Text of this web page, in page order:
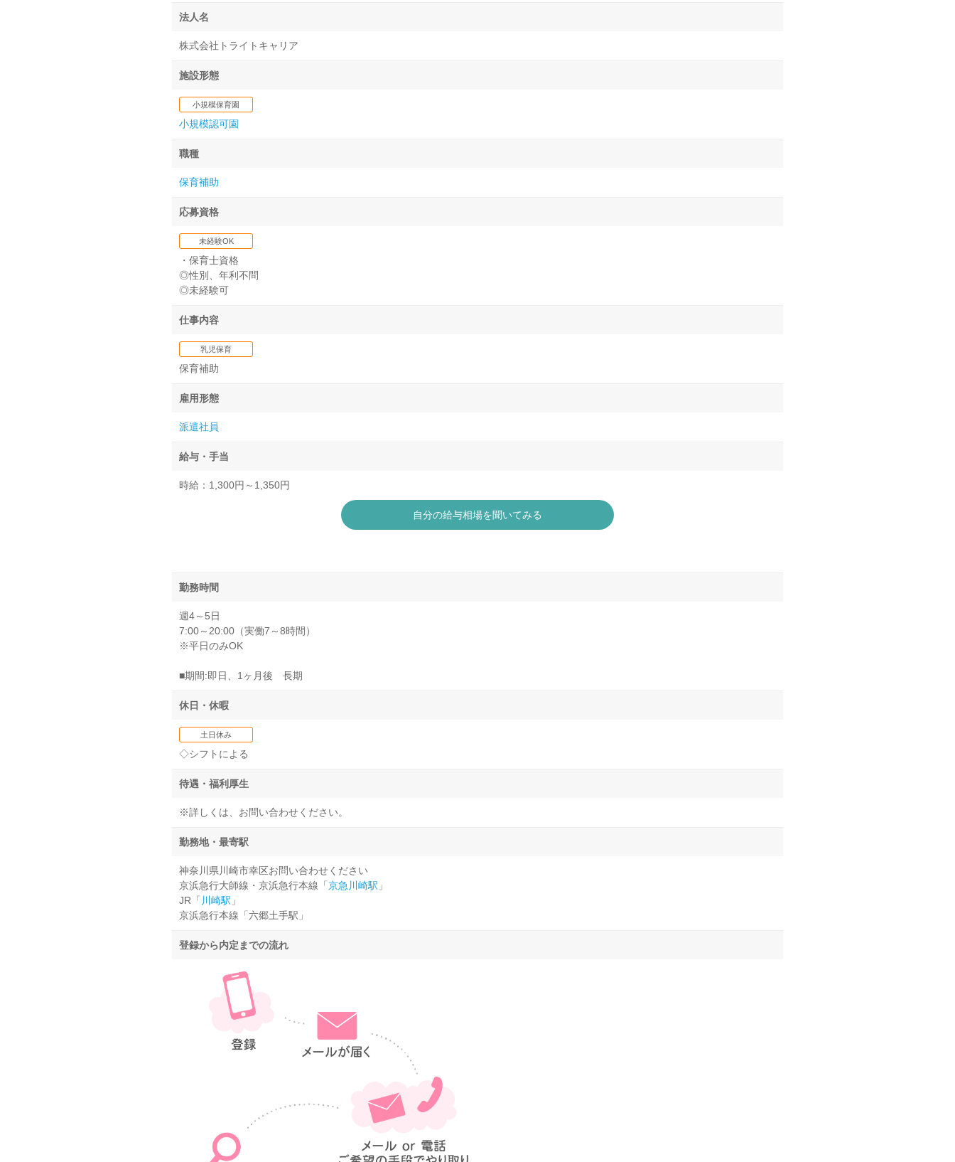
法人名
株式会社トライトキャリア
施設形態
小規模保育園
小規模認可園
職種
保育補助
応募資格
未経験OK
・保育士資格
◎性別、年利不問
◎未経験可
仕事内容
乳児保育
保育補助
雇用形態
派遣社員
給与・手当
時給：1,300円～1,350円
自分の給与相場を聞いてみる
勤務時間
週4～5日
7:00～20:00（実働7～8時間）
※平日のみOK
■期間:即日、1ヶ月後 長期
休日・休暇
土日休み
◇シフトによる
待遇・福利厚生
※詳しくは、お問い合わせください。
勤務地・最寄駅
神奈川県川崎市幸区お問い合わせください
京浜急行大師線・京浜急行本線「 京急川崎駅 」
JR「 川崎駅 」
京浜急行本線「六郷土手駅」
登録から内定までの流れ